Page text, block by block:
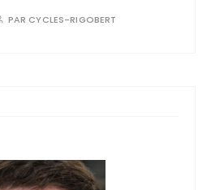
PAR CYCLES-RIGOBERT